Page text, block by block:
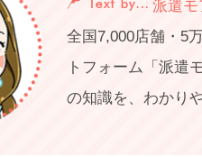
派遣モ
全国7,000店舗・5
トフォーム「派遣
の知識を、わかり